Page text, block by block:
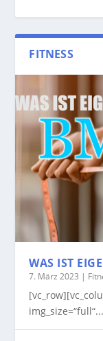
FITNESS
WAS IST
7. März 2023 |
img_size=“full“...